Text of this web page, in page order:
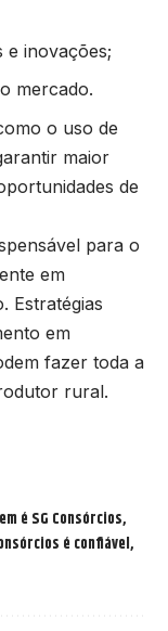
e inovações;
mercado.
o uso de
maior
de
para o
em
Estratégias
em
fazer toda a
rural.
é SG Consórcios
é confiável